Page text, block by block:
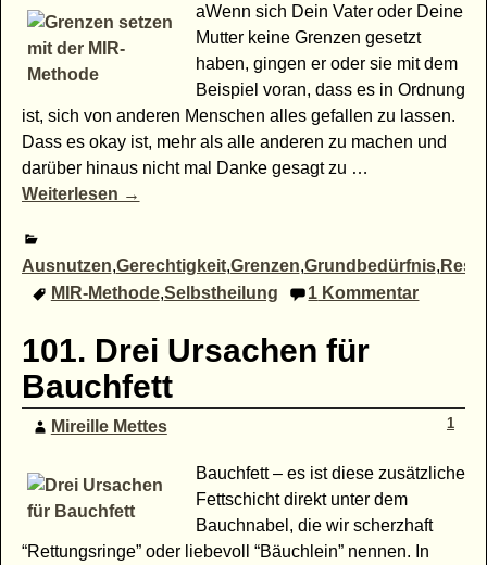
aWenn sich Dein Vater oder Deine
Mutter keine Grenzen gesetzt
haben, gingen er oder sie mit dem
Beispiel voran, dass es in Ordnung
ist, sich von anderen Menschen alles gefallen zu lassen.
Dass es okay ist, mehr als alle anderen zu machen und
darüber hinaus nicht mal Danke gesagt zu …
Weiterlesen →
Ausnutzen,Gerechtigkeit,Grenzen,Grundbedürfnis,
MIR-Methode,Selbstheilung 1 Kommentar
101. Drei Ursachen für
Bauchfett
Mireille Mettes 1
Bauchfett – es ist diese zusätzliche
Fettschicht direkt unter dem
Bauchnabel, die wir scherzhaft
“Rettungsringe” oder liebevoll “Bäuchlein” nennen. In